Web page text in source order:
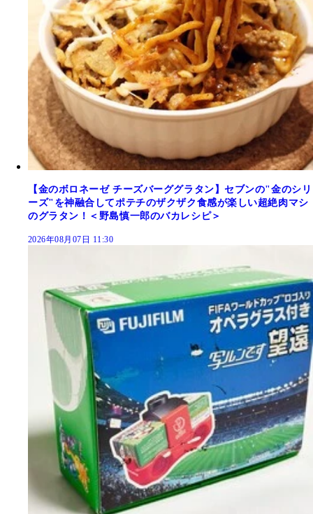
【金のボロネーゼ チーズバーググラタン】セブンの"金のシリ
ーズ"を神融合してポテチのザクザク食感が楽しい超絶肉マシ
のグラタン！＜野島慎一郎のバカレシピ＞
2026年08月07日 11:30